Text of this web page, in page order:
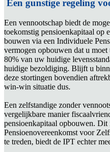
Een gunstige regeling
Een vennootschap biedt de
toekomstig pensioenkapitaal op
bouwen via een Individuele
vermogen opbouwen dat u
80% van uw huidige
huidige bezoldiging. Blijft u
deze stortingen bovendien
win-win situatie dus.
Een zelfstandige zonder
vergelijkbare manier
pensioenkapitaal opbouwen.
Pensioenovereenkomst voor
te treden, biedt de IPT echter